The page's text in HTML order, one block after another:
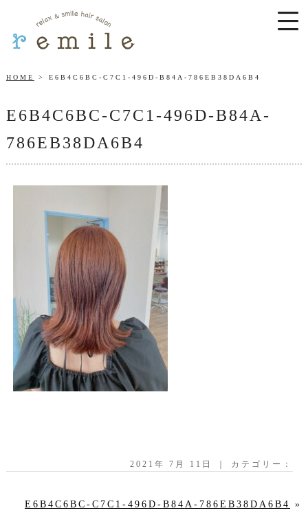
HOME E6B4C6BC-C7C1-496D-B84A-786EB38DA6B4
E6B4C6BC-C7C1-496D-B84A-
786EB38DA6B4
2021年 7月 11日 ｜ カテゴリー：
E6B4C6BC-C7C1-496D-B84A-786EB38DA6B4 »